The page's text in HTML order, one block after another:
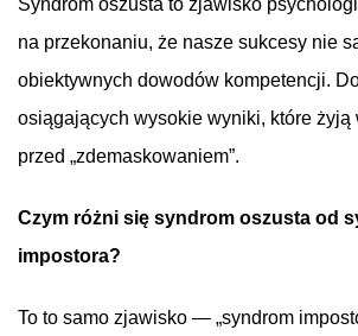
na przekonaniu, że nasze sukcesy nie
obiektywnych dowodów kompetencji.
osiągających wysokie wyniki, które żyją
przed „zdemaskowaniem”.
Czym różni się syndrom oszusta od
impostora?
To to samo zjawisko — „syndrom